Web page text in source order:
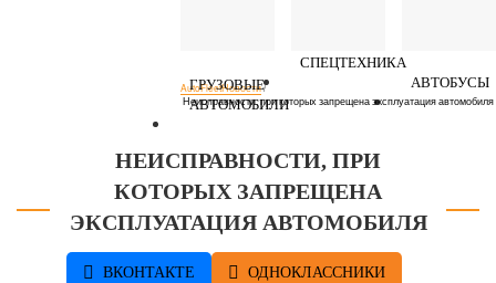
ГРУЗОВЫЕ
АВТОМОБИЛИ
СПЕЦТЕХНИКА
АВТОБУСЫ
AutoFleetНовости/
Неисправности, при которых запрещена эксплуатация автомобиля
НЕИСПРАВНОСТИ, ПРИ
КОТОРЫХ ЗАПРЕЩЕНА
ЭКСПЛУАТАЦИЯ АВТОМОБИЛЯ
ВКОНТАКТЕ ОДНОКЛАССНИКИ